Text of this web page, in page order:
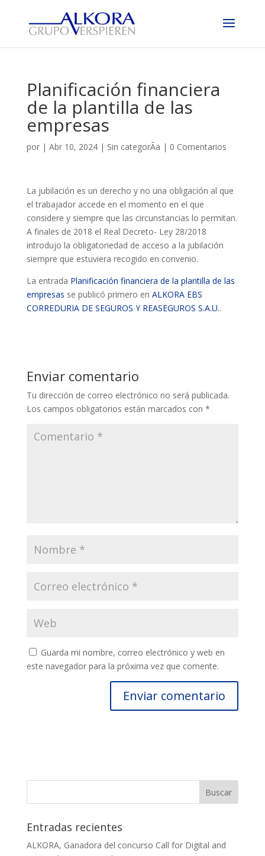
Planificación financiera
de la plantilla de las
empresas
por | Abr 10, 2024| Sin categorÃ­a | 0 Comentarios
La jubilación es un derecho y no una obligación al que
el trabajador accede en el momento en el que
considere y siempre que las circunstancias lo permitan.
A finales de 2018 el Real Decreto- Ley 28/2018
introdujo la obligatoriedad de acceso a la jubilación
siempre que estuviera recogido en convenio.
La entrada Planificación financiera de la plantilla de las
empresas se publicó primero en ALKORA EBS
CORREDURIA DE SEGUROS Y REASEGUROS S.A.U..
Enviar comentario
Tu dirección de correo electrónico no será publicada.
Los campos obligatorios están marcados con *
Guarda mi nombre, correo electrónico y web en
este navegador para la próxima vez que comente.
Entradas recientes
ALKORA, Ganadora del concurso Call for Digital and